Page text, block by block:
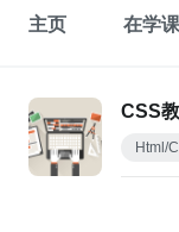
主页 在学
CSS
Html/